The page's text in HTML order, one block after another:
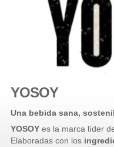
YOSOY
Una bebida sana,
YOSOY es la marca líder
Elaboradas con los